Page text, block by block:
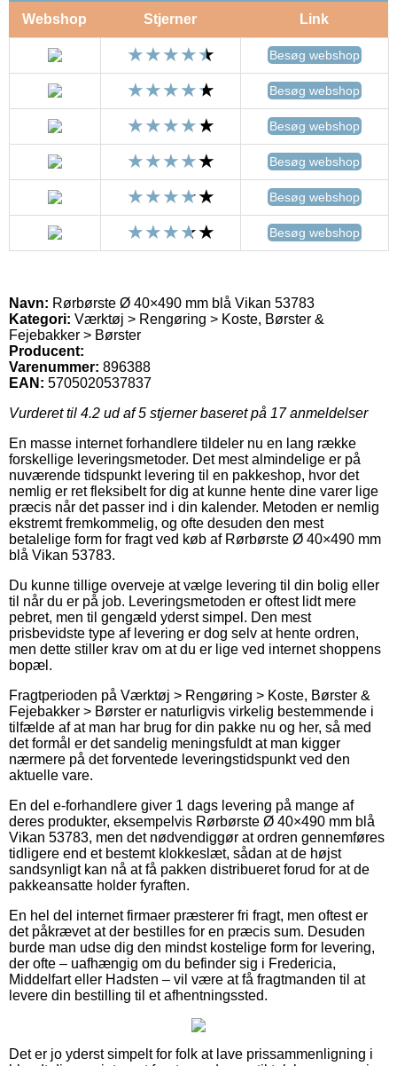
Webshop Stjerner Link
Besøg webshop
Besøg webshop
Besøg webshop
Besøg webshop
Besøg webshop
Besøg webshop
Navn: Rørbørste Ø 40×490 mm blå Vikan 53783
Kategori: Værktøj > Rengøring > Koste, Børster &
Fejebakker > Børster
Producent:
Varenummer: 896388
EAN: 5705020537837
Vurderet til 4.2 ud af 5 stjerner baseret på 17anmeldelser
En masse internet forhandlere tildeler nu en lang række
forskellige leveringsmetoder. Det mest almindelige er på
nuværende tidspunkt levering til en pakkeshop, hvor det
nemlig er ret fleksibelt for dig at kunne hente dine varer lige
præcis når det passer ind i din kalender. Metoden er nemlig
ekstremt fremkommelig, og ofte desuden den mest
betalelige form for fragt ved køb af Rørbørste Ø 40×490 mm
blå Vikan 53783.
Du kunne tillige overveje at vælge levering til din bolig eller
til når du er på job. Leveringsmetoden er oftest lidt mere
pebret, men til gengæld yderst simpel. Den mest
prisbevidste type af levering er dog selv at hente ordren,
men dette stiller krav om at du er lige ved internet shoppens
bopæl.
Fragtperioden på Værktøj > Rengøring > Koste, Børster &
Fejebakker > Børster er naturligvis virkelig bestemmende i
tilfælde af at man har brug for din pakke nu og her, så med
det formål er det sandelig meningsfuldt at man kigger
nærmere på det forventede leveringstidspunkt ved den
aktuelle vare.
En del e-forhandlere giver 1 dags levering på mange af
deres produkter, eksempelvis Rørbørste Ø 40×490 mm blå
Vikan 53783, men det nødvendiggør at ordren gennemføres
tidligere end et bestemt klokkeslæt, sådan at de højst
sandsynligt kan nå at få pakken distribueret forud for at de
pakkeansatte holder fyraften.
En hel del internet firmaer præsterer fri fragt, men oftest er
det påkrævet at der bestilles for en præcis sum. Desuden
burde man udse dig den mindst kostelige form for levering,
der ofte – uafhængig om du befinder sig i Fredericia,
Middelfart eller Hadsten – vil være at få fragtmanden til at
levere din bestilling til et afhentningssted.
Det er jo yderst simpelt for folk at lave prissammenligning i